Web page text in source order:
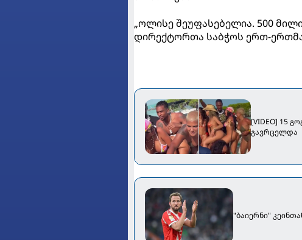
„ოლისე შეუფასებელია. 500
დირექტორთა საბჭოს ერთ-
[VIDEO] 15
გავრცელდა
"ბაიერნი"